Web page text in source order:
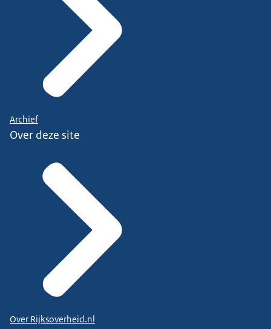
Archief
Over deze site
Over Rijksoverheid.nl